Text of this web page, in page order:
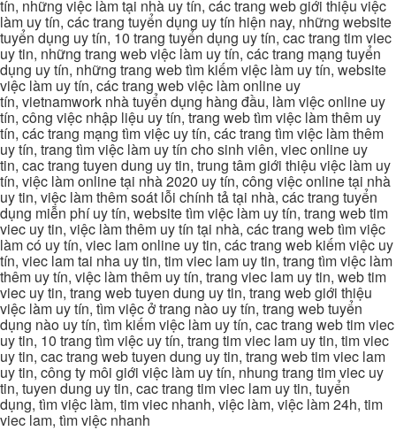
tín, những việc làm tại nhà uy tín, các trang web giới thiệu việc
làm uy tín, các trang tuyển dụng uy tín hiện nay, những website
tuyển dụng uy tín, 10 trang tuyển dụng uy tín, cac trang tim viec
uy tin, những trang web việc làm uy tín, các trang mạng tuyển
dụng uy tín, những trang web tìm kiếm việc làm uy tín, website
việc làm uy tín, các trang web việc làm online uy
tín, vietnamwork nhà tuyển dụng hàng đầu, làm việc online uy
tín, công việc nhập liệu uy tín, trang web tìm việc làm thêm uy
tín, các trang mạng tìm việc uy tín, các trang tìm việc làm thêm
uy tín, trang tìm việc làm uy tín cho sinh viên, viec online uy
tin, cac trang tuyen dung uy tin, trung tâm giới thiệu việc làm uy
tín, việc làm online tại nhà 2020 uy tín, công việc online tại nhà
uy tin, việc làm thêm soát lỗi chính tả tại nhà, các trang tuyển
dụng miễn phí uy tín, website tìm việc làm uy tín, trang web tim
viec uy tin, việc làm thêm uy tín tại nhà, các trang web tìm việc
làm có uy tín, viec lam online uy tin, các trang web kiếm việc uy
tín, viec lam tai nha uy tin, tim viec lam uy tin, trang tìm việc làm
thêm uy tín, việc làm thêm uy tín, trang viec lam uy tin, web tim
viec uy tin, trang web tuyen dung uy tin, trang web giới thiệu
việc làm uy tín, tìm việc ở trang nào uy tín, trang web tuyển
dụng nào uy tín, tìm kiếm việc làm uy tín, cac trang web tim viec
uy tin, 10 trang tìm việc uy tín, trang tim viec lam uy tin, tim viec
uy tin, cac trang web tuyen dung uy tin, trang web tim viec lam
uy tin, công ty môi giới việc làm uy tín, nhung trang tim viec uy
tin, tuyen dung uy tin, cac trang tim viec lam uy tin, tuyển
dụng, tìm việc làm, tim viec nhanh, việc làm, việc làm 24h, tim
viec lam, tìm việc nhanh